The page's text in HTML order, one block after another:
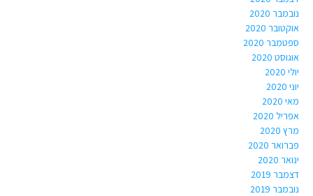
נובמבר 2020
אוקטובר 2020
ספטמבר 2020
אוגוסט 2020
יולי 2020
יוני 2020
מאי 2020
אפריל 2020
מרץ 2020
פברואר 2020
ינואר 2020
דצמבר 2019
נובמבר 2019